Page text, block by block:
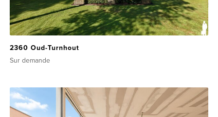
2360 Oud-Turnhout
Sur demande